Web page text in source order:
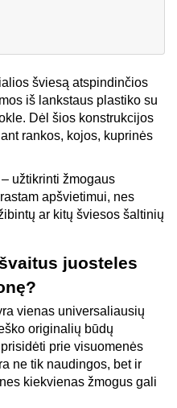
šviesą atspindinčios
iš lankstaus plastiko su
Dėl šios konstrukcijos
rankos, kojos, kuprinės
– užtikrinti žmogaus
apšvietimui, nes
ar kitų šviesos šaltinių
juosteles
vienas universaliausių
originalių būdų
prie visuomenės
ne tik naudingos, bet ir
kiekvienas žmogus gali